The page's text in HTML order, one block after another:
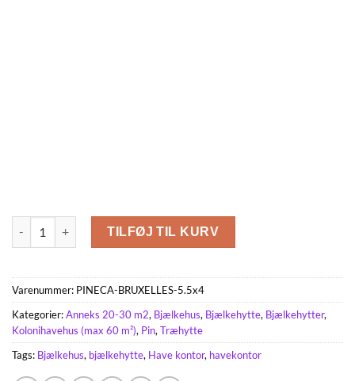
Bruxelles 22m², 44mm antalTILFØJ TIL KURV
Varenummer: PINECA-BRUXELLES-5.5x4
Kategorier:Anneks 20-30 m2, Bjælkehus, Bjælkehytte, Bjælkehytter,
Kolonihavehus (max 60 m²), Pin, Træhytte
Tags: Bjælkehus, bjælkehytte, Have kontor, havekontor